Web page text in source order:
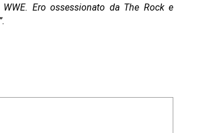
Ero ossessionato da The Rock e